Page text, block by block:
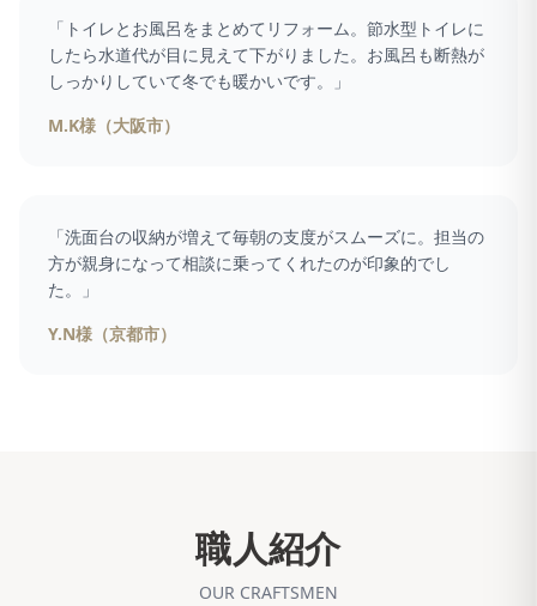
「 トイレとお風呂をまとめてリフォーム。節水型トイレに
したら水道代が目に見えて下がりました。お風呂も断熱が
しっかりしていて冬でも暖かいです。
」
M.K様（大阪市）
「洗面台の収納が増えて毎朝の支度がスムーズに。担当の
方が親身になって相談に乗ってくれたのが印象的でし
た。
」
Y.N様（京都市）
職人紹介
OUR CRAFTSMEN